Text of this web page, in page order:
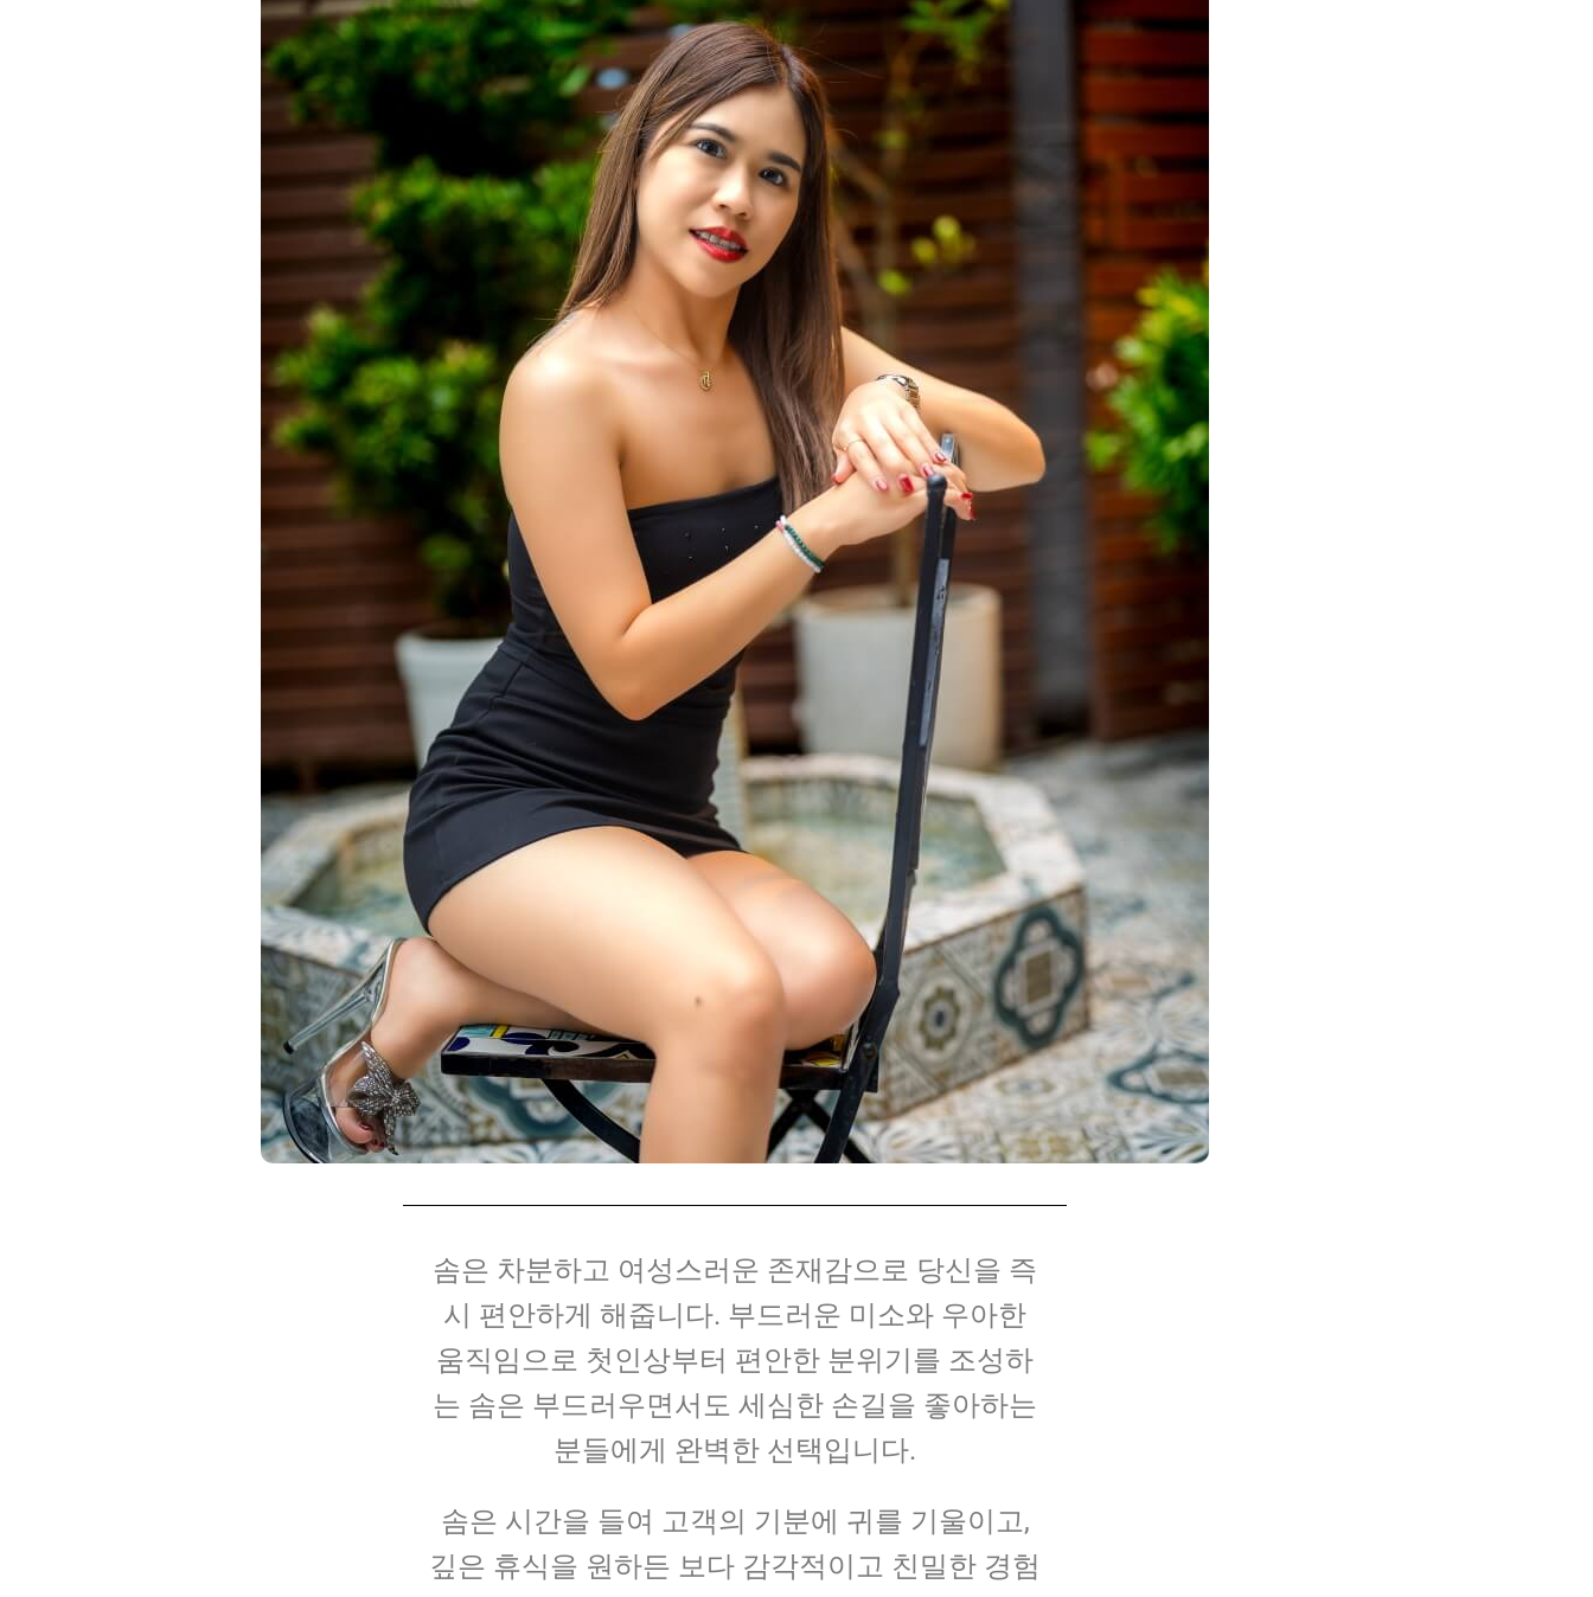
솜은 차분하고 여성스러운 존재감으로 당신을 즉
시 편안하게 해줍니다. 부드러운 미소와 우아한
움직임으로 첫인상부터 편안한 분위기를 조성하
는 솜은 부드러우면서도 세심한 손길을 좋아하는
분들에게 완벽한 선택입니다.
솜은 시간을 들여 고객의 기분에 귀를 기울이고,
깊은 휴식을 원하든 보다 감각적이고 친밀한 경험